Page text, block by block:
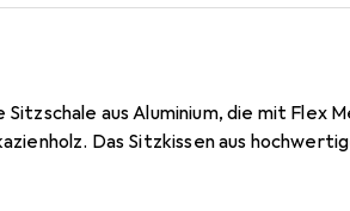
aus Aluminium, die mit Flex
Das Sitzkissen aus